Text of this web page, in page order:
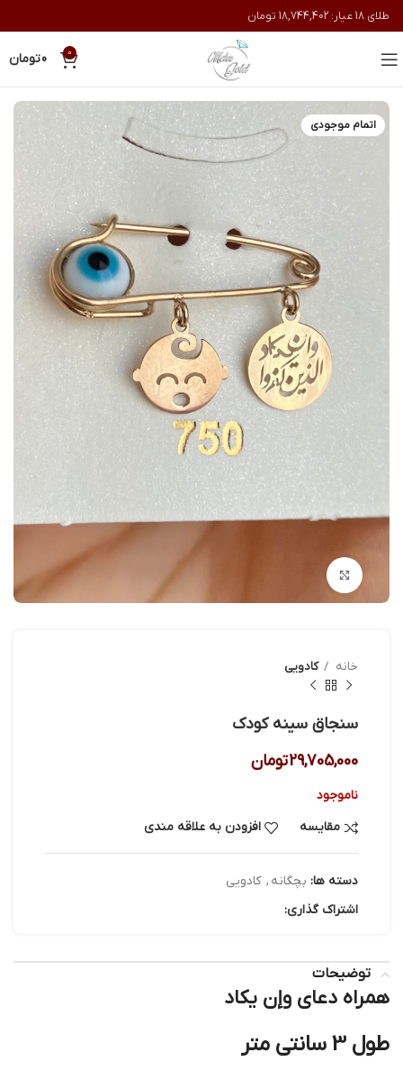
طلای 18 عیار: 18,744,402 تومان
0
0تومان
اتمام موجودی
خانه کادویی
سنجاق سینه کودک
29,705,000تومان
ناموجود
مقایسه
افزودن به علاقه مندی
دسته ها: بچگانه , کادویی
اشتراک گذاری:
توضیحات
همراه دعای وإن یکاد
طول 3 سانتی متر